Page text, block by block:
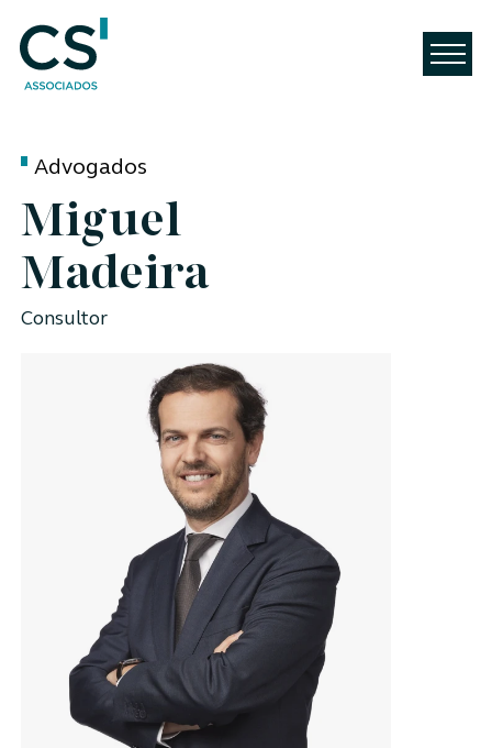
Advogados
Miguel
Madeira
Consultor